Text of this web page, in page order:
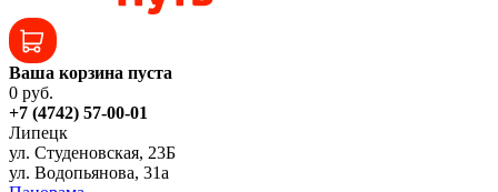
Ваша корзина пуста
0 руб.
+7 (4742) 57-00-01
Липецк
ул. Студеновская, 23Б
ул. Водопьянова, 31а